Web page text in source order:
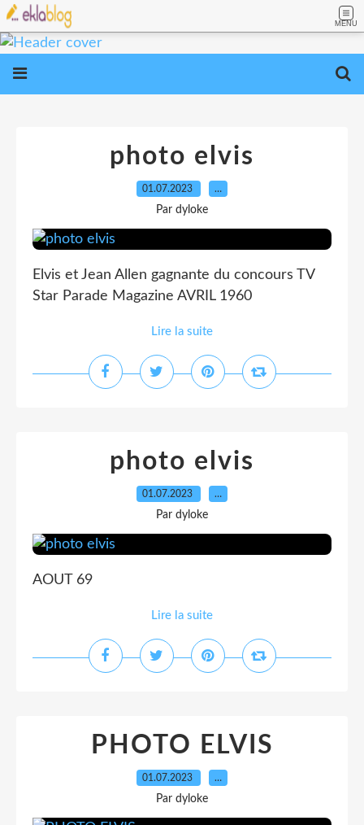
MENU
photo elvis
01.07.2023 …
Par dyloke
Elvis et Jean Allen gagnante du concours TV
Star Parade Magazine AVRIL 1960
Lire la suite
photo elvis
01.07.2023 …
Par dyloke
AOUT 69
Lire la suite
PHOTO ELVIS
01.07.2023 …
Par dyloke